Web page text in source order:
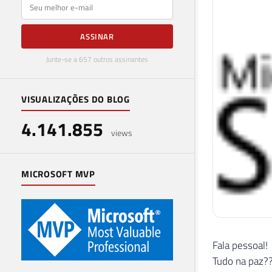
ASSINAR
Junte-se a 657 outros assinantes
VISUALIZAÇÕES DO BLOG
4.141.855 views
MICROSOFT MVP
Fala pessoal!
Tudo na